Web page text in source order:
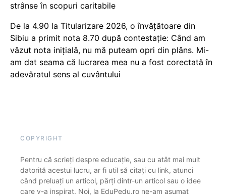
strânse în scopuri caritabile
De la 4.90 la Titularizare 2026, o învățătoare din
Sibiu a primit nota 8.70 după contestație: Când am
văzut nota inițială, nu mă puteam opri din plâns. Mi-
am dat seama că lucrarea mea nu a fost corectată în
adevăratul sens al cuvântului
COPYRIGHT
Pentru că scrieți despre educație, sau cu atât mai mult
datorită acestui lucru, ar fi util să citați cu link, atunci
când preluați un articol, părți dintr-un articol sau o idee
care v-a inspirat. Noi, la EduPedu.ro ne-am asumat